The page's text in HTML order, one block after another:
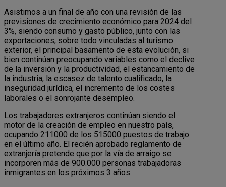
Asistimos a un final de año con una revisión de las
previsiones de crecimiento económico para 2024 del
3%, siendo consumo y gasto público, junto con las
exportaciones, sobre todo vinculadas al turismo
exterior, el principal basamento de esta evolución, si
bien continúan preocupando variables como el declive
de la inversión y la productividad, el estancamiento de
la industria, la escasez de talento cualificado, la
inseguridad jurídica, el incremento de los costes
laborales o el sonrojante desempleo.
Los trabajadores extranjeros continúan siendo el
motor de la creación de empleo en nuestro país,
ocupando 211000 de los 515000 puestos de trabajo
en el último año. El recién aprobado reglamento de
extranjería pretende que por la vía de arraigo se
incorporen más de 900.000 personas trabajadoras
inmigrantes en los próximos 3 años.